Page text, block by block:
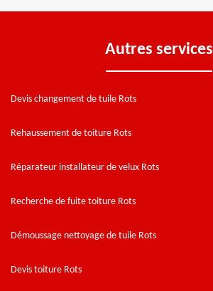
Autres services
Devis changement de tuile Rots
Rehaussement de toiture Rots
Réparateur installateur de velux Rots
Recherche de fuite toiture Rots
Démoussage nettoyage de tuile Rots
Devis toiture Rots